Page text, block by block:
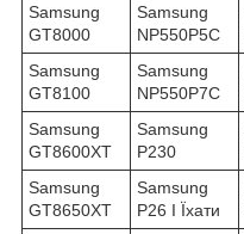
Samsung
GT8000
Samsung
NP550P5C
Samsung
GT8100
Samsung
NP550P7C
Samsung
GT8600XT
Samsung
P230
Samsung
GT8650XT
Samsung
P26 І Їхати